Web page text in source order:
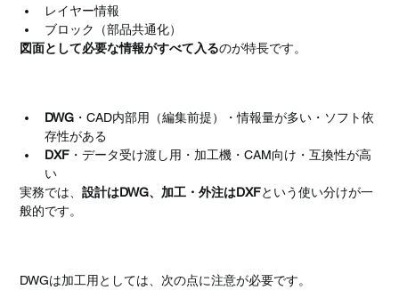
レイヤー情報
ブロック（部品共通化）
図面として必要な情報がすべて入るのが特長です。
DWG ・CAD内部用（編集前提）・情報量が多い・ソフト依
存性がある
DXF ・データ受け渡し用・加工機・CAM向け・互換性が高
い
実務では、設計はDWG、加工・外注はDXFという使い分けが一
般的です。
DWGは加工用としては、次の点に注意が必要です。